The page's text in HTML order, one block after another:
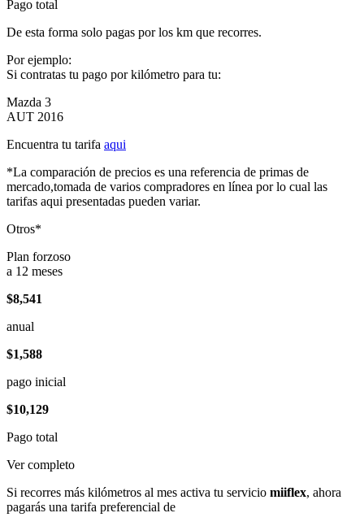
Pago total
De esta forma solo pagas por los km que recorres.
Por ejemplo:
Si contratas tu pago por kilómetro para tu:
Mazda 3
AUT 2016
Encuentra tu tarifa aqui
*La comparación de precios es una referencia de primas de
mercado,tomada de varios compradores en línea por lo cual las
tarifas aqui presentadas pueden variar.
Otros*
Plan forzoso
a 12 meses
$8,541
anual
$1,588
pago inicial
$10,129
Pago total
Ver completo
Si recorres más kilómetros al mes activa tu servicio miiflex, ahora
pagarás una tarifa preferencial de